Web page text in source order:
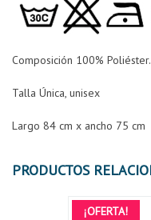
Composición 100% Poliéster.
Talla Única, unisex
Largo 84 cm x ancho 75 cm
¡OFERTA!